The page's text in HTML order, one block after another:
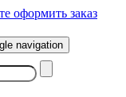
оформить заказ
navigation